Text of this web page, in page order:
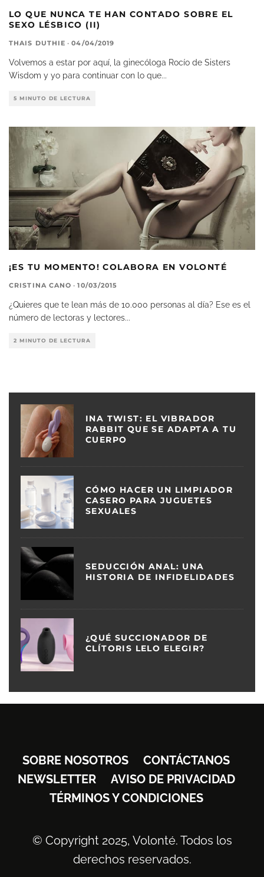
LO QUE NUNCA TE HAN CONTADO SOBRE EL
SEXO LÉSBICO (II)
THAIS DUTHIE · 04/04/2019
Volvemos a estar por aquí, la ginecóloga Rocío de Sisters
Wisdom y yo para continuar con lo que...
5 MINUTO DE LECTURA
¡ES TU MOMENTO! COLABORA EN VOLONTÉ
CRISTINA CANO · 10/03/2015
¿Quieres que te lean más de 10.000 personas al día? Ese es el
número de lectoras y lectores...
2 MINUTO DE LECTURA
INA TWIST: EL VIBRADOR
RABBIT QUE SE ADAPTA A TU
CUERPO
CÓMO HACER UN LIMPIADOR
CASERO PARA JUGUETES
SEXUALES
SEDUCCIÓN ANAL: UNA
HISTORIA DE INFIDELIDADES
¿QUÉ SUCCIONADOR DE
CLÍTORIS LELO ELEGIR?
SOBRE NOSOTROS
CONTÁCTANOS
NEWSLETTER
AVISO DE PRIVACIDAD
TÉRMINOS Y CONDICIONES
© Copyright 2025, Volonté. Todos los
derechos reservados.